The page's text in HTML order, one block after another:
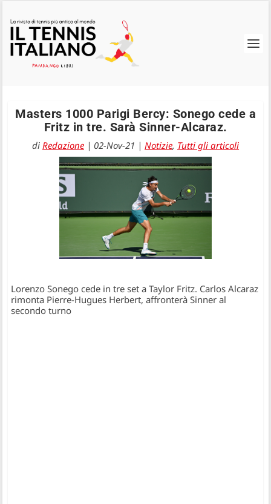
Masters 1000 Parigi Bercy: Sonego cede a
Fritz in tre. Sarà Sinner-Alcaraz.
di Redazione | 02-Nov-21 | Notizie, Tutti gli articoli
Lorenzo Sonego cede in tre set a Taylor Fritz. Carlos Alcaraz
rimonta Pierre-Hugues Herbert, affronterà Sinner al
secondo turno